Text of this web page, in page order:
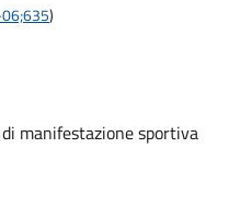
)
manifestazione sportiva